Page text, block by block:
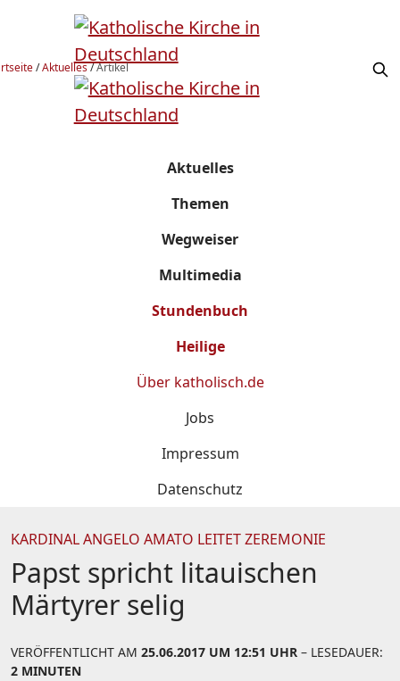
/Aktuelles/Artikel
Aktuelles
Themen
Wegweiser
Multimedia
Stundenbuch
Heilige
Über katholisch.de
Jobs
Impressum
Datenschutz
KARDINAL ANGELO AMATO LEITET ZEREMONIE
Papst spricht litauischen
Märtyrer selig
VERÖFFENTLICHT AM 25.06.2017 UM 12:51 UHR – LESEDAUER:
2 MINUTEN